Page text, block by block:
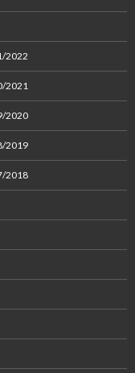
2022
2021
2020
2019
2018